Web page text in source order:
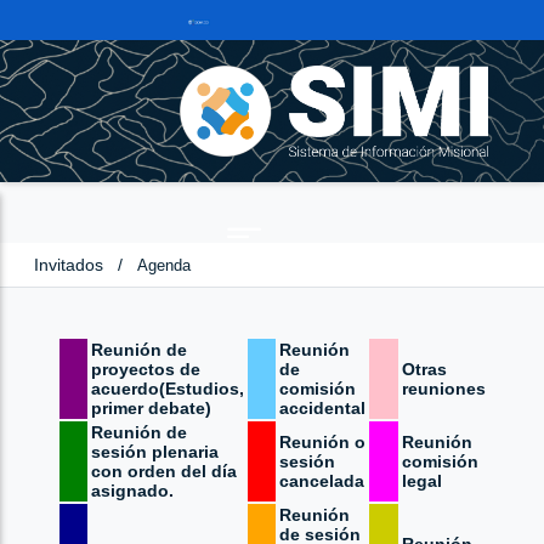
Invitados / Agenda
Reunión de
proyectos de
acuerdo(Estudios,
primer debate)
Reunión
de
comisión
accidental
Otras
reuniones
Reunión de
sesión plenaria
con orden del día
asignado.
Reunión o
sesión
cancelada
Reunión
comisión
legal
Reunión
de sesión